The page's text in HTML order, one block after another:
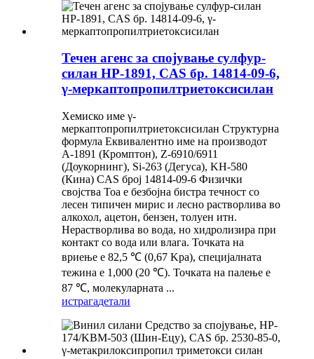
Течен агенс за спојување сулфур-
силан HP-1891, CAS бр. 14814-09-6,
γ-меркаптопропилтриетоксисилан
Хемиско име γ-
меркаптопропилтриетоксисилан Структурна
формула Еквивалентно име на производот
A-1891 (Кромптон), Z-6910/6911
(Доукорнинг), Si-263 (Дегуса), KH-580
(Кина) CAS број 14814-09-6 Физички
својства Тоа е безбојна бистра течност со
лесен типичен мирис и лесно растворлива во
алкохол, ацетон, бензен, толуен итн.
Нерастворлива во вода, но хидролизира при
контакт со вода или влага. Точката на
вриење е 82,5 ℃ (0,67 Kpa), специјалната
тежина е 1,000 (20 ℃). Точката на палење е
87 ℃, молекуларната ...
истрагадетали